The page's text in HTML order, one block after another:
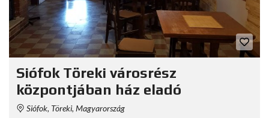
Siófok Töreki városrész
központjában ház eladó
Siófok, Töreki, Magyarország